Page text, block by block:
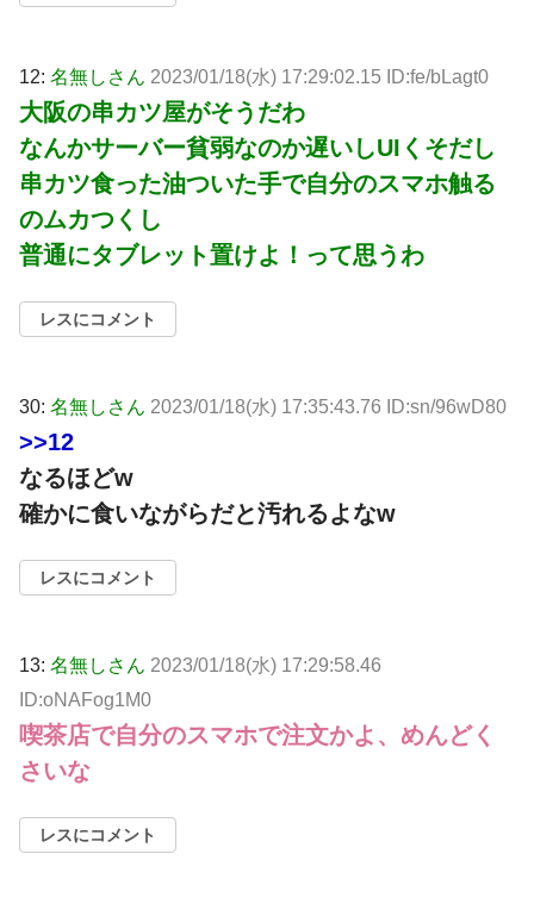
12: 名無しさん 2023/01/18(水) 17:29:02.15 ID:fe/bLagt0
大阪の串カツ屋がそうだわ
なんかサーバー貧弱なのか遅いしUIくそだし
串カツ食った油ついた手で自分のスマホ触る
のムカつくし
普通にタブレット置けよ！って思うわ
レスにコメント
30: 名無しさん 2023/01/18(水) 17:35:43.76 ID:sn/96wD80
>>12
なるほどw
確かに食いながらだと汚れるよなw
レスにコメント
13: 名無しさん 2023/01/18(水) 17:29:58.46
ID:oNAFog1M0
喫茶店で自分のスマホで注文かよ、めんどく
さいな
レスにコメント